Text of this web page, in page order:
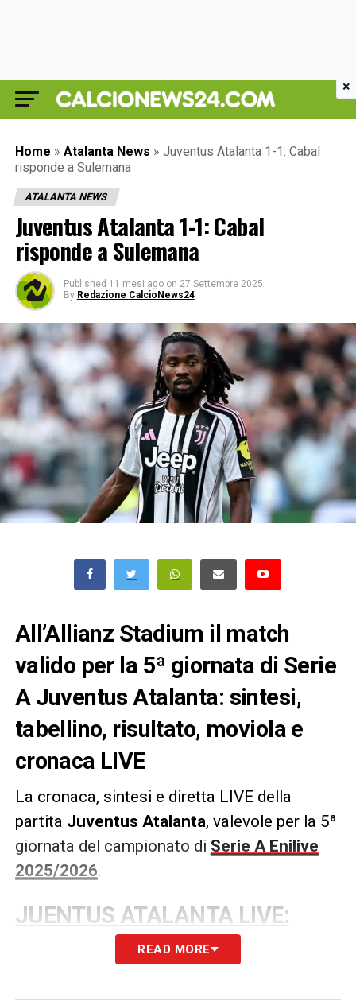
Home » Atalanta News » Juventus Atalanta 1-1: Cabal
risponde a Sulemana
ATALANTA NEWS
Juventus Atalanta 1-1: Cabal
risponde a Sulemana
Published 11 mesi ago on 27 Settembre 2025
By Redazione CalcioNews24
All’Allianz Stadium il match
valido per la 5ª giornata di Serie
A Juventus Atalanta: sintesi,
tabellino, risultato, moviola e
cronaca LIVE
La cronaca, sintesi e diretta LIVE della
partita Juventus Atalanta, valevole per la 5ª
giornata del campionato di Serie A Enilive
2025/2026.
JUENTUS ATALANTA LIVE:
CRONACA DEL MATCH DI SERIE
READ MORE
×